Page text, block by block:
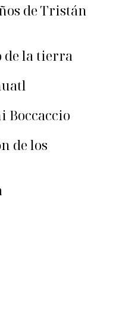
de Tristán
de la tierra
Boccaccio
de los